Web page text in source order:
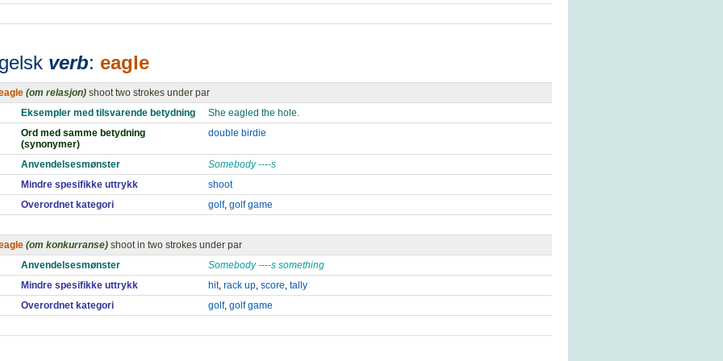
verb: eagle
(om relasjon) shoot two strokes under par
Eksempler med tilsvarende betydning
She eagled the hole.
Ord med samme betydning
(synonymer)
double birdie
Anvendelsesmønster
Somebody ----s
Mindre spesifikke uttrykk
shoot
Overordnet kategori
golf, golf game
(om konkurranse) shoot in two strokes under par
Anvendelsesmønster
Somebody ----s something
Mindre spesifikke uttrykk
hit, rack up, score, tally
Overordnet kategori
golf, golf game